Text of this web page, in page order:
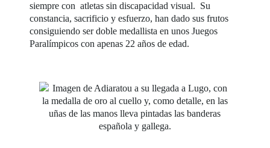
siempre con atletas sin discapacidad visual. Su
constancia, sacrificio y esfuerzo, han dado sus frutos
consiguiendo ser doble medallista en unos Juegos
Paralímpicos con apenas 22 años de edad.